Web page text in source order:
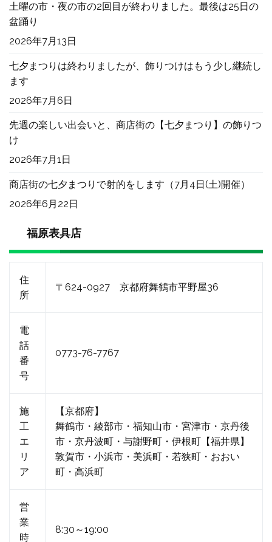
土曜の市・夜の市の2回目が終わりました。最後は25日の
盆踊り
2026年7月13日
七夕まつりは終わりましたが、飾りつけはもう少し継続し
ます
2026年7月6日
先週の楽しい出会いと、商店街の【七夕まつり】の飾りつ
け
2026年7月1日
商店街の七夕まつりで射的をします（7月4日(土)開催）
2026年6月22日
福原表具店
住
所
〒624-0927 京都府舞鶴市平野屋36
電
話
番
号
0773-76-7767
施
工
エ
リ
ア
【京都府】
舞鶴市・綾部市・福知山市・宮津市・京丹後
市・京丹波町・与謝野町・伊根町【福井県】
敦賀市・小浜市・美浜町・若狭町・おおい
町・高浜町
営
業
時
8:30～19:00